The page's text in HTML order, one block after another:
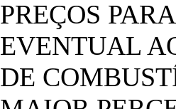
PREÇOS
EVENTUAL
DE